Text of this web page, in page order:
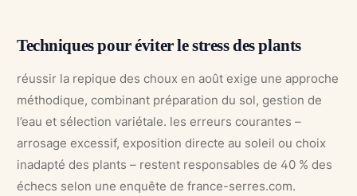
Techniques pour éviter le stress des plants
réussir la repique des choux en août exige une approche
méthodique, combinant préparation du sol, gestion de
l’eau et sélection variétale. les erreurs courantes –
arrosage excessif, exposition directe au soleil ou choix
inadapté des plants – restent responsables de 40 % des
échecs selon une enquête de france-serres.com.